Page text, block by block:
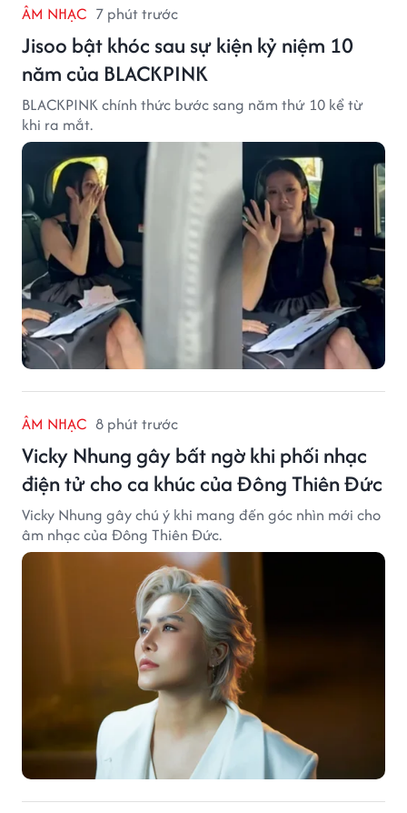
ÂM NHẠC 7 phút trước
Jisoo bật khóc sau sự kiện kỷ niệm 10
năm của BLACKPINK
BLACKPINK chính thức bước sang năm thứ 10 kể từ
khi ra mắt.
ÂM NHẠC 8 phút trước
Vicky Nhung gây bất ngờ khi phối nhạc
điện tử cho ca khúc của Đông Thiên Đức
Vicky Nhung gây chú ý khi mang đến góc nhìn mới cho
âm nhạc của Đông Thiên Đức.